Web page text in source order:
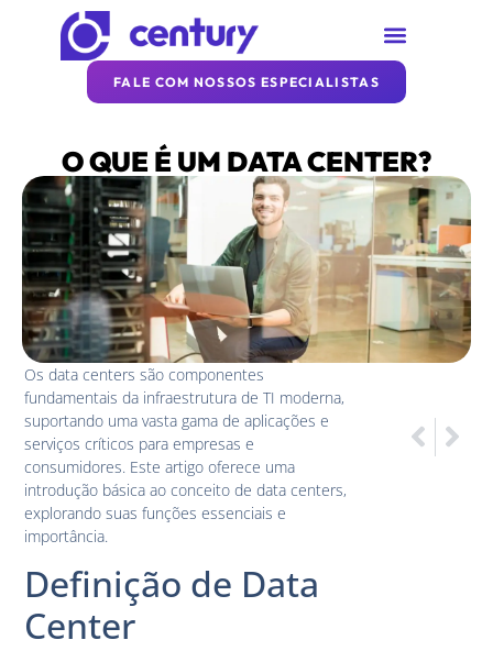
FALE COM NOSSOS ESPECIALISTAS
O QUE É UM DATA CENTER?
Os data centers são componentes
fundamentais da infraestrutura de TI moderna,
suportando uma vasta gama de aplicações e
serviços críticos para empresas e
consumidores. Este artigo oferece uma
introdução básica ao conceito de data centers,
explorando suas funções essenciais e
importância.
Definição de Data
Center